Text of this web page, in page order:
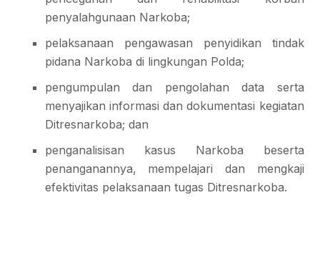
penyalahgunaan Narkoba;
pelaksanaan pengawasan penyidikan tindak
pidana Narkoba di lingkungan Polda;
pengumpulan dan pengolahan data serta
menyajikan informasi dan dokumentasi kegiatan
Ditresnarkoba; dan
penganalisisan kasus Narkoba beserta
penanganannya, mempelajari dan mengkaji
efektivitas pelaksanaan tugas Ditresnarkoba.